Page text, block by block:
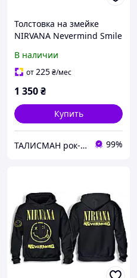
Толстовка на змейке
NIRVANA Nevermind Smile
В наличии
от225₴/мес
1 350₴
Купить
ТАЛИСМАН рок-магазин 99%